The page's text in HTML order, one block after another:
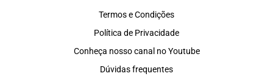
Termos e Condições
Política de Privacidade
Conheça nosso canal no Youtube
Dúvidas frequentes